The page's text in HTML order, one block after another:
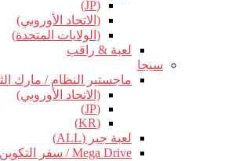
(JP)
(الاتحاد الأوروبي)
(الولايات المتحدة)
لعبة & راقب
سيجا
ماجستير النظام / مارك
(الاتحاد الأوروبي)
(JP)
(KR)
لعبة جير (ALL)
Mega Drive / سفر التكوين